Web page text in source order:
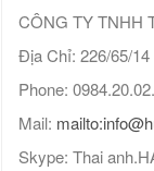
CÔNG TY TNHH
Địa Chỉ: 226/65/
Phone:
Mail:
Skype: Thai